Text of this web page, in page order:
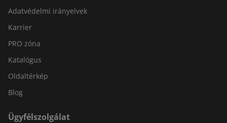
Adatvédelmi irányelvek
Karrier
PRO zóna
Katalógus
Oldaltérkép
Blog
Ügyfélszolgálat